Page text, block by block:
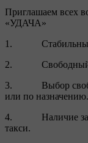
Приглашаем всех
«УДАЧА»
1. Стабильный
2. Свободный
3. Выбор
или по назначению.
4. Наличие
такси.